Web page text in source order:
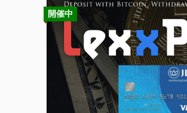
開催中